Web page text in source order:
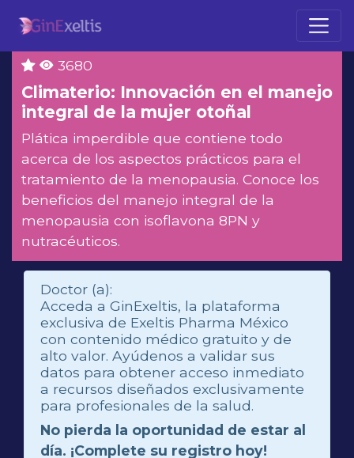
3680
Climaterio: Innovación en el manejo
integral de la mujer otoñal
Plática imperdible que contiene todo
acerca de los aspectos prácticos para el
tratamiento de la menopausia. Conoce los
beneficios del manejo integral de la
menopausia con isoflavona 8PN y
nutracéuticos.
Doctor (a):
Acceda a GinExeltis, la plataforma
exclusiva de Exeltis Pharma México
con contenido médico gratuito y de
alto valor. Ayúdenos a validar sus
datos para obtener acceso inmediato
a recursos diseñados exclusivamente
para profesionales de la salud.
No pierda la oportunidad de estar al
día. ¡Complete su registro hoy!